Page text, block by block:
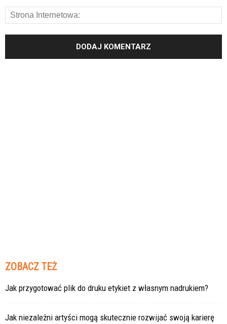
ZOBACZ TEŻ
Jak przygotować plik do druku etykiet z własnym nadrukiem?
Jak niezależni artyści mogą skutecznie rozwijać swoją karierę